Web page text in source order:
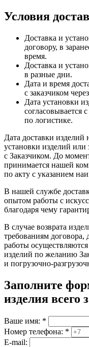
Условия
Доставка и
договору, в
время.
Доставка и
в разные дни.
Дата и время
с заказчиком
Дата установки
согласовывается
по логистике.
Дата доставки
установки изделий или
с Заказчиком. До
принимается нашей
по акту с указанием
В нашей службе
опытом работы с
благодаря чему
В случае возврата
требованиям договора,
работы
изделий по желанию
и погрузочно-
Заполните
изделия всего
Ваше имя: *
Номер телефона: *
E-mail: